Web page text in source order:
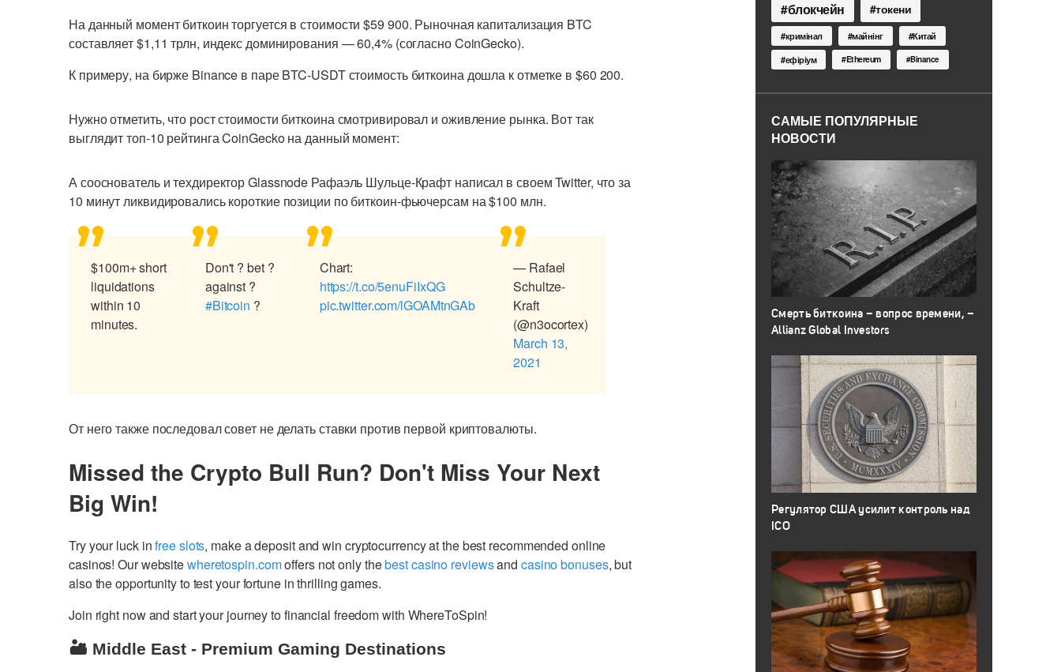
На данный момент биткоин торгуется в стоимости $59 900. Рыночная капитализация BTC
составляет $1,11 трлн, индекс доминирования — 60,4% (согласно CoinGecko).
К примеру, на бирже Binance в паре BTC-USDT стоимость биткоина дошла к отметке в $60 200.
Нужно отметить, что рост стоимости биткоина смотривировал и оживление рынка. Вот так
выглядит топ-10 рейтинга CoinGecko на данный момент:
А сооснователь и техдиректор Glassnode Рафаэль Шульце-Крафт написал в своем Twitter, что за
10 минут ликвидировались короткие позиции по биткоин-фьючерсам на $100 млн.
$100m+ short
liquidations
within 10
minutes.
Don't ? bet ?
against ?
#Bitcoin ?
Chart:
https://t.co/5enuFiIxQG
pic.twitter.com/lGOAMtnGAb
— Rafael
Schultze-
Kraft
(@n3ocortex)
March 13,
2021
От него также последовал совет не делать ставки против первой криптовалюты.
Missed the Crypto Bull Run? Don't Miss Your Next
Big Win!
Try your luck infree slots, make a deposit and win cryptocurrency at the best recommended online
casinos! Our websitewheretospin.comoffers not only thebest casino reviewsand casino bonuses, but
also the opportunity to test your fortune in thrilling games.
Join right now and start your journey to financial freedom with WhereToSpin!
🏜️ Middle East - Premium Gaming Destinations
блокчейн токени
кримінал майнінг
Китай
ефіріум
Ethereum Binance
САМЫЕ ПОПУЛЯРНЫЕ
НОВОСТИ
Смерть биткоина – вопрос времени, –
Allianz Global Investors
Регулятор США усилит контроль над
ICO